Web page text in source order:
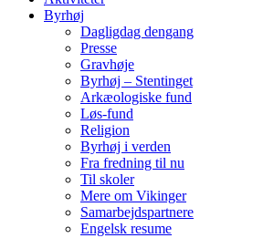
Byrhøj
Dagligdag dengang
Presse
Gravhøje
Byrhøj – Stentinget
Arkæologiske fund
Løs-fund
Religion
Byrhøj i verden
Fra fredning til nu
Til skoler
Mere om Vikinger
Samarbejdspartnere
Engelsk resume